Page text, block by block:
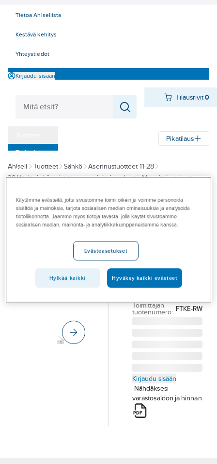
Tietoa Ahlsellista
Kestävä kehitys
Yhteystiedot
Kirjaudu sisään
Tilausrivit 0
‎Tarjoukset
Myymälät
Konseptit
Palvelut
Pikatilaus
Ahlsell Tuotteet Sähkö
Asennustuotteet 11-28
28 Väylä- ja kiinteistöautomaatiojärjestelmät
Muut järjestelmät
ELTAKO
Ikkunakosketin
FTKE-rw
ELTAKO SARJA 14
IKKUNAKOSKETIN
Toimittajan
tuotenumero: FTKE-RW
Kirjaudu sisään
Nähdäksesi
varastosaldon ja hinnan
Käytämme evästeitä, jotta sivustomme toimii oikein ja voimme personoida
sisältöä ja mainoksia, tarjota sosiaalisen median ominaisuuksia ja analysoida
tietoliikennettä. Jaamme myös tietoja tavasta, jolla käytät sivustoamme
sosiaalisen median, mainonta- ja analytiikkakumppaneidemme kanssa.
Evästeasetukset
Hylkää kaikki Hyväksy kaikki evästeet